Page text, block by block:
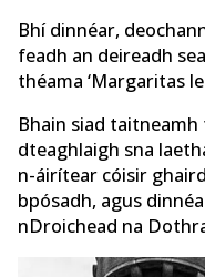
Bhí dinnéar,
feadh an deireadh
théama ‘Margaritas
Bhain siad
dteaghlaigh sna
n-áirítear cóisir
bpósadh, agus
nDroichead na